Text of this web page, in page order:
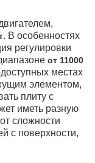
. В особенностях
регулировки
от 11000
местах
элементом,
плиту с
иметь разную
сложности
с поверхности,